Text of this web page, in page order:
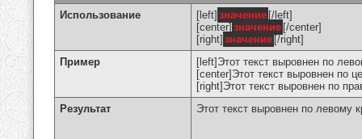
Использование [left] значение [/left]
[center] значение [/center]
[right] значение [/right]
Пример
[left]Этот текст выровнен по
[center]Этот текст выровнен по
[right]Этот текст выровнен по
Результат
Этот текст выровнен по левому